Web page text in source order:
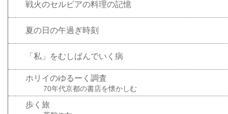
戦火のセルビアの料理の記憶
夏の日の午過ぎ時刻
「私」をむしばんでいく病
ホリイのゆるーく調査
70年代京都の書店を懐かしむ
歩く旅